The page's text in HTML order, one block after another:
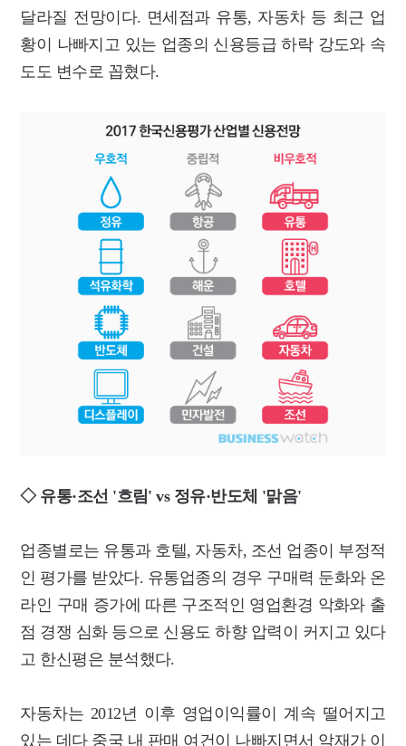
달라질 전망이다. 면세점과 유통, 자동차 등 최근 업
황이 나빠지고 있는 업종의 신용등급 하락 강도와 속
도도 변수로 꼽혔다.
◇ 유통·조선 '흐림' vs 정유·반도체 '맑음'
업종별로는 유통과 호텔, 자동차, 조선 업종이 부정적
인 평가를 받았다. 유통업종의 경우 구매력 둔화와 온
라인 구매 증가에 따른 구조적인 영업환경 악화와 출
점 경쟁 심화 등으로 신용도 하향 압력이 커지고 있다
고 한신평은 분석했다.
자동차는 2012년 이후 영업이익률이 계속 떨어지고
있는 데다 중국 내 판매 여건이 나빠지면서 악재가 이